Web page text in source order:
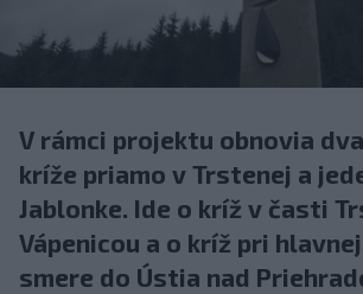
V rámci projektu obnovia
kríže priamo v Trstenej a
Jablonke. Ide o kríž v časti
Vápenicou a o kríž pri
smere do Ústia nad